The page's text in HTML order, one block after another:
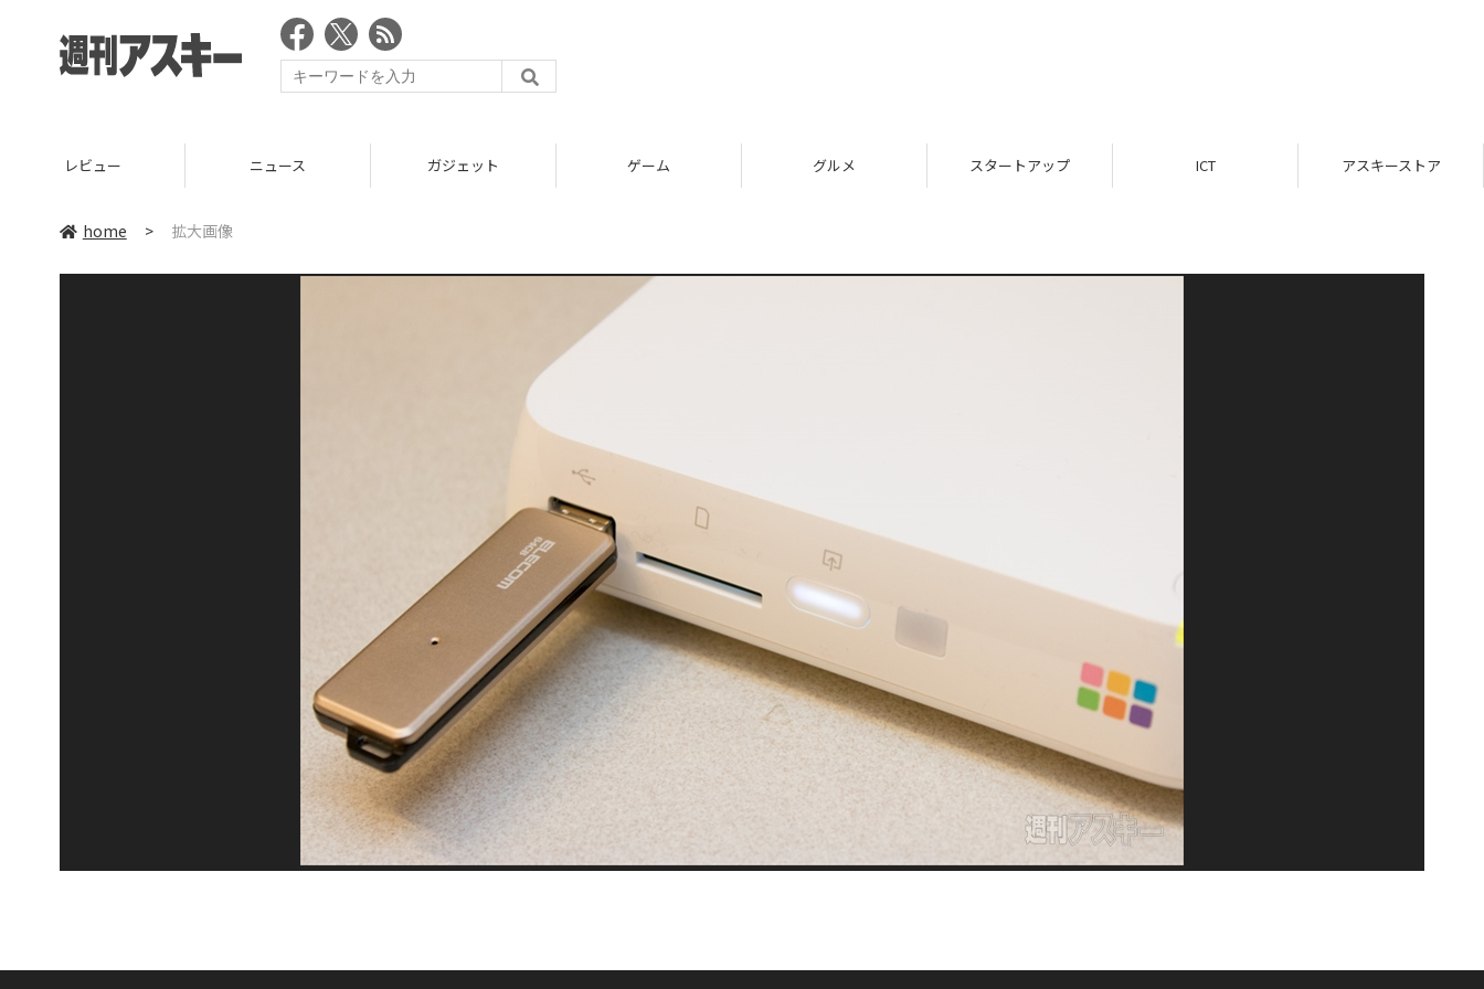
レビュー ニュース ガジェット ゲーム グルメ スタートアップ ICT アスキーストア
home > 拡大画像